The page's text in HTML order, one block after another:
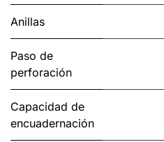
Anillas
Paso de
perforación
Capacidad de
encuadernación